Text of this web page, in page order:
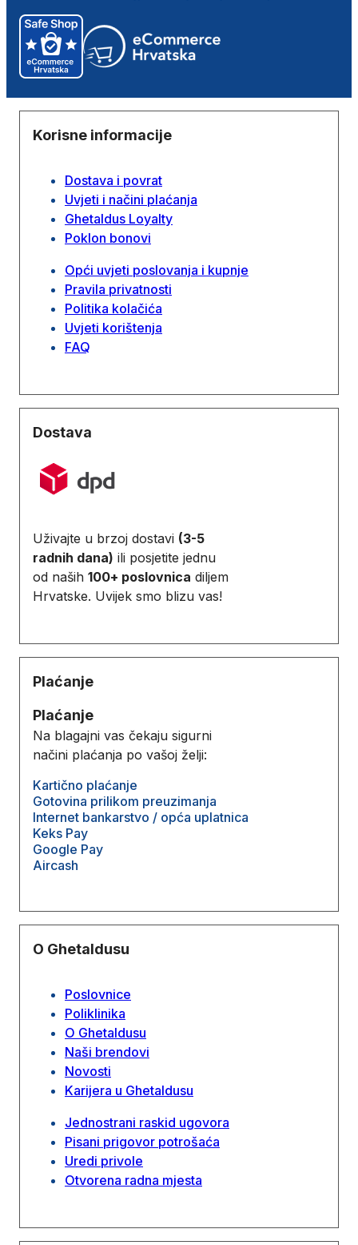
Korisne informacije
Dostava i povrat
Uvjeti i načini plaćanja
Ghetaldus Loyalty
Poklon bonovi
Opći uvjeti poslovanja i kupnje
Pravila privatnosti
Politika kolačića
Uvjeti korištenja
FAQ
Dostava
Uživajte u brzoj dostavi (3-5
radnih dana) ili posjetite jednu
od naših 100+ poslovnica diljem
Hrvatske. Uvijek smo blizu vas!
Plaćanje
Plaćanje
Na blagajni vas čekaju sigurni
načini plaćanja po vašoj želji:
Kartično plaćanje
Gotovina prilikom preuzimanja
Internet bankarstvo / opća uplatnica
Keks Pay
Google Pay
Aircash
O Ghetaldusu
Poslovnice
Poliklinika
O Ghetaldusu
Naši brendovi
Novosti
Karijera u Ghetaldusu
Jednostrani raskid ugovora
Pisani prigovor potrošaća
Uredi privole
Otvorena radna mjesta